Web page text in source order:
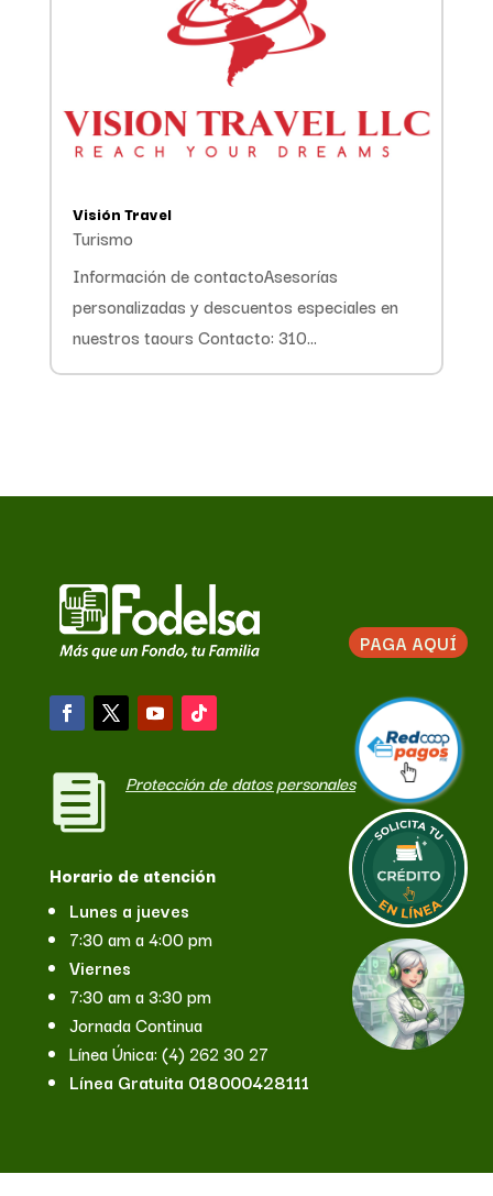
Visión Travel
Turismo
Información de contactoAsesorías
personalizadas y descuentos especiales en
nuestros taours Contacto: 310...
 Protección de datos personales
Horario de atención
Lunes a jueves
7:30 am a 4:00 pm
Viernes
7:30 am a 3:30 pm
Jornada Continua
Línea Única: (4) 262 30 27
Línea Gratuita 018000428111
Contácto en Medellín
PAGA AQUÍ